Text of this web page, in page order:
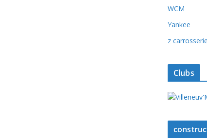
WCM
Yankee
z
Clubs